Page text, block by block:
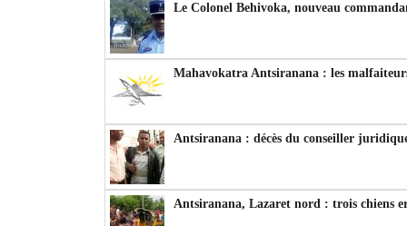
Le Colonel Behivoka, nouveau
Mahavokatra Antsiranana : les
Antsiranana : décès du conseiller
Antsiranana, Lazaret nord : trois chiens